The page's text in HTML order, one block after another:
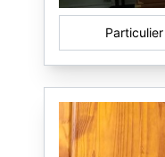
Particulier